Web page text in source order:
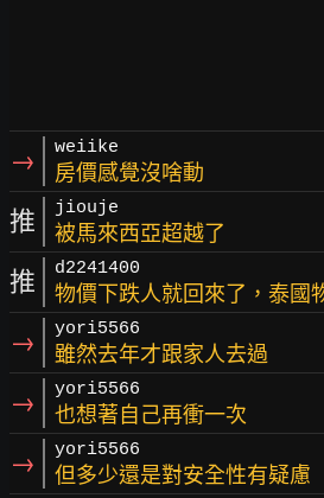
→ weiike
房價感覺沒啥動
推 jiouje
被馬來西亞超越了
推 d2241400
物價下跌人就回來了，泰國
→ yori5566
雖然去年才跟家人去過
→ yori5566
也想著自己再衝一次
→ yori5566
但多少還是對安全性有疑慮